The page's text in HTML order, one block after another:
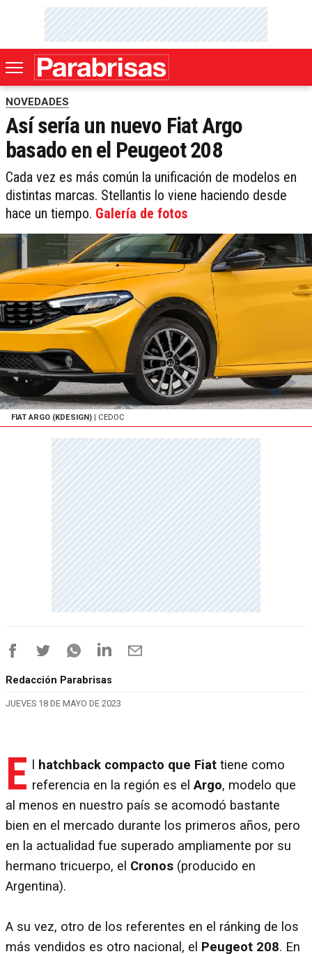
NOVEDADES
Así sería un nuevo Fiat Argo
basado en el Peugeot 208
Cada vez es más común la unificación de modelos en
distintas marcas. Stellantis lo viene haciendo desde
hace un tiempo. Galería de fotos
FIAT ARGO (KDESIGN) | CEDOC
Redacción Parabrisas
JUEVES 18 DE MAYO DE 2023
E hatchback compacto que Fiat tiene como
referencia en la región es elArgo, modelo que
al menos en nuestro país se acomodó bastante
bien en el mercado durante los primeros años, pero
en la actualidad fue superado ampliamente por su
hermano tricuerpo, el Cronos (producido en
Argentina).
A su vez, otro de los referentes en el ránking de los
más vendidos es otro nacional, el Peugeot 208. En